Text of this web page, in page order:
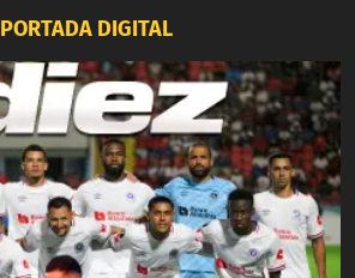
PORTADA DIGITAL